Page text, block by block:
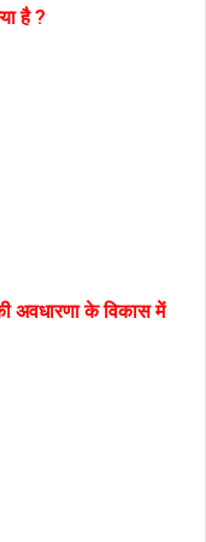
है ?
अवधारणा के विकास में